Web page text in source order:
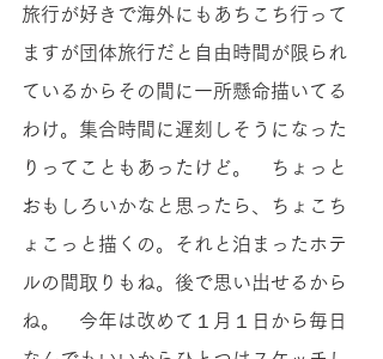
旅行が好きで海外にもあちこち行って
ますが団体旅行だと自由時間が限られ
ているからその間に一所懸命描いてる
わけ。集合時間に遅刻しそうになった
りってこともあったけど。　ちょっと
おもしろいかなと思ったら、ちょこち
ょこっと描くの。それと泊まったホテ
ルの間取りもね。後で思い出せるから
ね。　今年は改めて１月１日から毎日